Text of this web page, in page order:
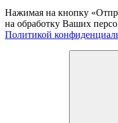
Нажимая на кнопку
на обработку Ваших
Политикой